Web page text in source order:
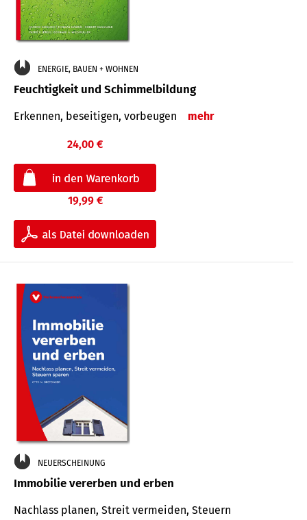
ENERGIE, BAUEN + WOHNEN
Feuchtigkeit und Schimmelbildung
Erkennen, beseitigen, vorbeugen mehr
24,00 €
19,99 €
NEUERSCHEINUNG
Immobilie vererben und erben
Nachlass planen, Streit vermeiden, Steuern